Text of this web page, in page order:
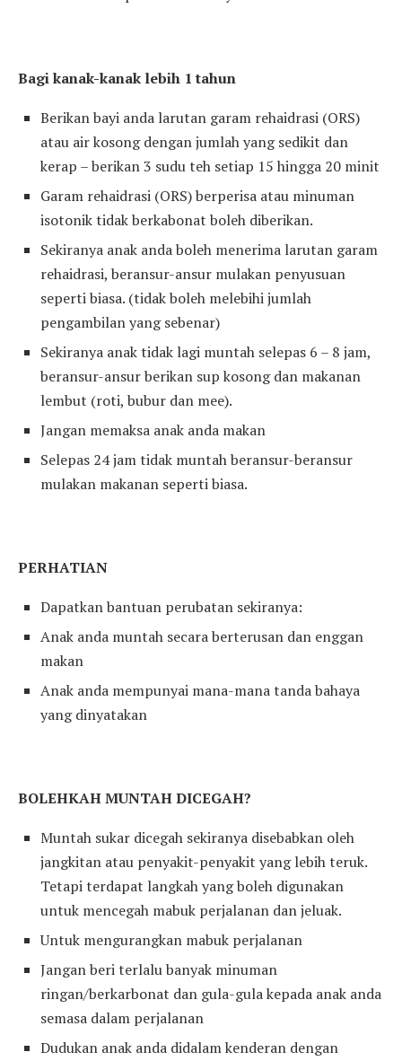
Bagi kanak-kanak lebih 1 tahun
Berikan bayi anda larutan garam rehaidrasi (ORS)
atau air kosong dengan jumlah yang sedikit dan
kerap – berikan 3 sudu teh setiap 15 hingga 20 minit
Garam rehaidrasi (ORS) berperisa atau minuman
isotonik tidak berkabonat boleh diberikan.
Sekiranya anak anda boleh menerima larutan garam
rehaidrasi, beransur-ansur mulakan penyusuan
seperti biasa. (tidak boleh melebihi jumlah
pengambilan yang sebenar)
Sekiranya anak tidak lagi muntah selepas 6 – 8 jam,
beransur-ansur berikan sup kosong dan makanan
lembut (roti, bubur dan mee).
Jangan memaksa anak anda makan
Selepas 24 jam tidak muntah beransur-beransur
mulakan makanan seperti biasa.
PERHATIAN
Dapatkan bantuan perubatan sekiranya:
Anak anda muntah secara berterusan dan enggan
makan
Anak anda mempunyai mana-mana tanda bahaya
yang dinyatakan
BOLEHKAH MUNTAH DICEGAH?
Muntah sukar dicegah sekiranya disebabkan oleh
jangkitan atau penyakit-penyakit yang lebih teruk.
Tetapi terdapat langkah yang boleh digunakan
untuk mencegah mabuk perjalanan dan jeluak.
Untuk mengurangkan mabuk perjalanan
Jangan beri terlalu banyak minuman
ringan/berkarbonat dan gula-gula kepada anak anda
semasa dalam perjalanan
Dudukan anak anda didalam kenderan dengan